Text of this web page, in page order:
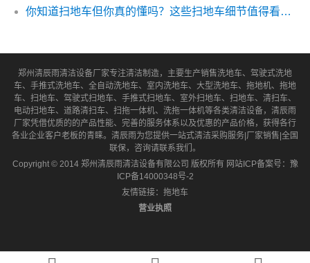
你知道扫地车但你真的懂吗？这些扫地车细节值得看一下！
郑州清辰雨清洁设备厂家专注清洁制造，主要生产销售洗地车、驾驶式洗地
车、手推式洗地车、全自动洗地车、室内洗地车、大型洗地车、拖地机、拖地
车、扫地车、驾驶式扫地车、手推式扫地车、室外扫地车、扫地车、清扫车、
电动扫地车、道路清扫车、扫拖一体机、洗拖一体机等各类清洁设备，清辰雨
厂家凭借优质的的产品性能、完善的服务体系以及优惠的产品价格，获得各行
各业企业客户老板的青睐。清辰雨为您提供一站式清洁采购服务|厂家销售|全国
联保，咨询请联系我们。
Copyright © 2014 郑州清辰雨清洁设备有限公司 版权所有 网站ICP备案号： 豫
ICP备14000348号-2
友情链接： 拖地车
营业执照